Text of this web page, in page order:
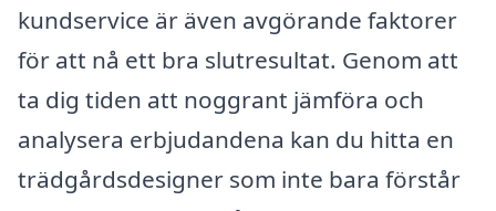
kundservice är även avgörande faktorer
för att nå ett bra slutresultat. Genom att
ta dig tiden att noggrant jämföra och
analysera erbjudandena kan du hitta en
trädgårdsdesigner som inte bara förstår